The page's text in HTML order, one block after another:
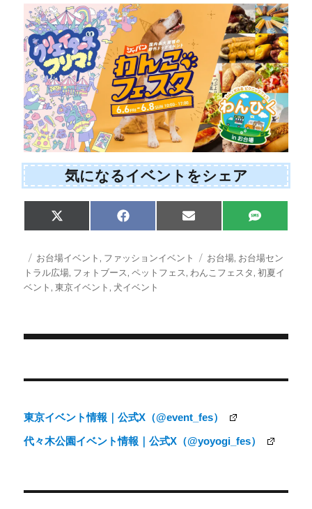
気になるイベントをシェア
Share
on
X
(
w
i
t
t
Share
on
F
a
e
b
o
o
Share
on
E
m
Share
on
S
M
投
稿
日:
カ
テ
ゴ
お台場イベント, ファッションイベント
タ
グ
お台場, お台場セン
トラル広場, フォトブース,ペットフェス,わんこフェスタ,初夏イ
ベント,東京イベント, 犬イベント
稿
ビ
ゲ
シ
東京イベント情報｜公式X（@event_fes）
代々木公園イベント情報｜公式X（@yoyogi_fes）